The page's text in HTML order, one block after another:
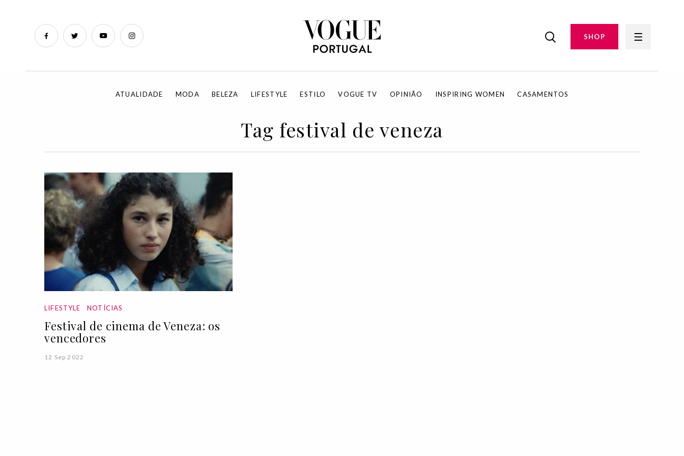
SHOP
ATUALIDADE MODA BELEZA LIFESTYLE ESTILO VOGUE TV OPINIÃO INSPIRING WOMEN CASAMENTOS
Tag festival de veneza
LIFESTYLE NOTÍCIAS
Festival de cinema de Veneza: os
vencedores
12 Sep 2022